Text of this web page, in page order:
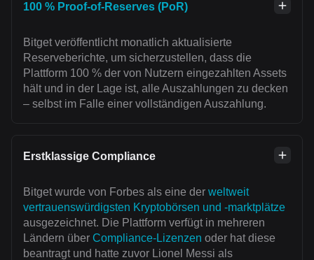
100 % Proof-of-Reserves (PoR)
Bitget veröffentlicht monatlich aktualisierte
Reserveberichte, um sicherzustellen, dass die
Plattform 100 % der von Nutzern eingezahlten Assets
hält und in der Lage ist, alle Auszahlungen zu decken
– selbst im Falle einer vollständigen Auszahlung.
Erstklassige Compliance
Bitget wurde von Forbes als eine der weltweit
vertrauenswürdigsten Kryptobörsen und -marktplätze
ausgezeichnet. Die Plattform verfügt in mehreren
Ländern über Compliance-Lizenzen oder hat diese
beantragt und hatte zuvor Lionel Messi als